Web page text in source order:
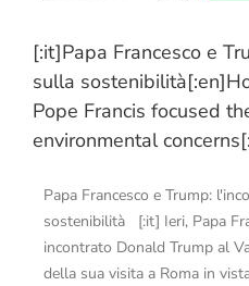
[:it]Papa Francesco e
sulla
Pope Francis focused
environmental
Papa Francesco e Trump:
sostenibilità [:it] Ieri, Papa
incontrato Donald Trump al
della sua visita a Roma in